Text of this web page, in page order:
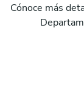
Cónoce más